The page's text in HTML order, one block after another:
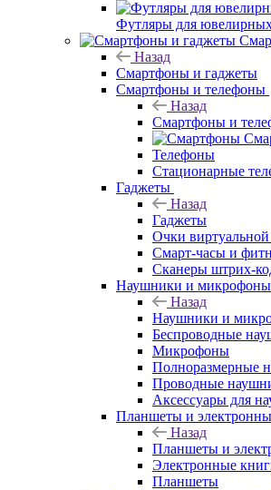
Футляры для
Назад
Смартфоны и гаджеты
Смартфоны и телефоны
Назад
Смартфоны и
Телефоны
Стационарные
Гаджеты
Назад
Гаджеты
Очки виртуальной
Смарт-часы и
Сканеры штрих-
Наушники и микрофоны
Назад
Наушники и
Беспроводные
Микрофоны
Полноразмерные
Проводные
Аксессуары для
Планшеты и
Назад
Планшеты и
Электронные
Планшеты